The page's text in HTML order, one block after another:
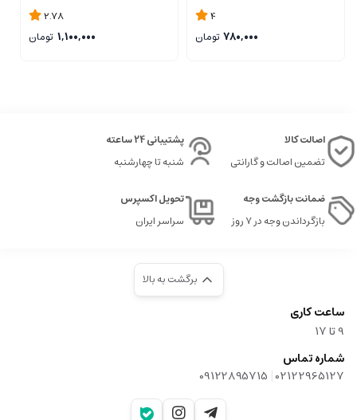
4
780,000 تومان
2.78
1,100,000 تومان
اصالت کالا
تضمین اصالت و گارانتی
پشتیبانی 24 ساعته
شنبه تا چهارشنبه
ضمانت بازگشت وجه
بازگرداندن وجه در ۷ روز
تحویل اکسپرس
سراسر ایران
برگشت به بالا
ساعت کاری
9‌ تا ۱۷
شماره تماس
02122965127
|
09122895715